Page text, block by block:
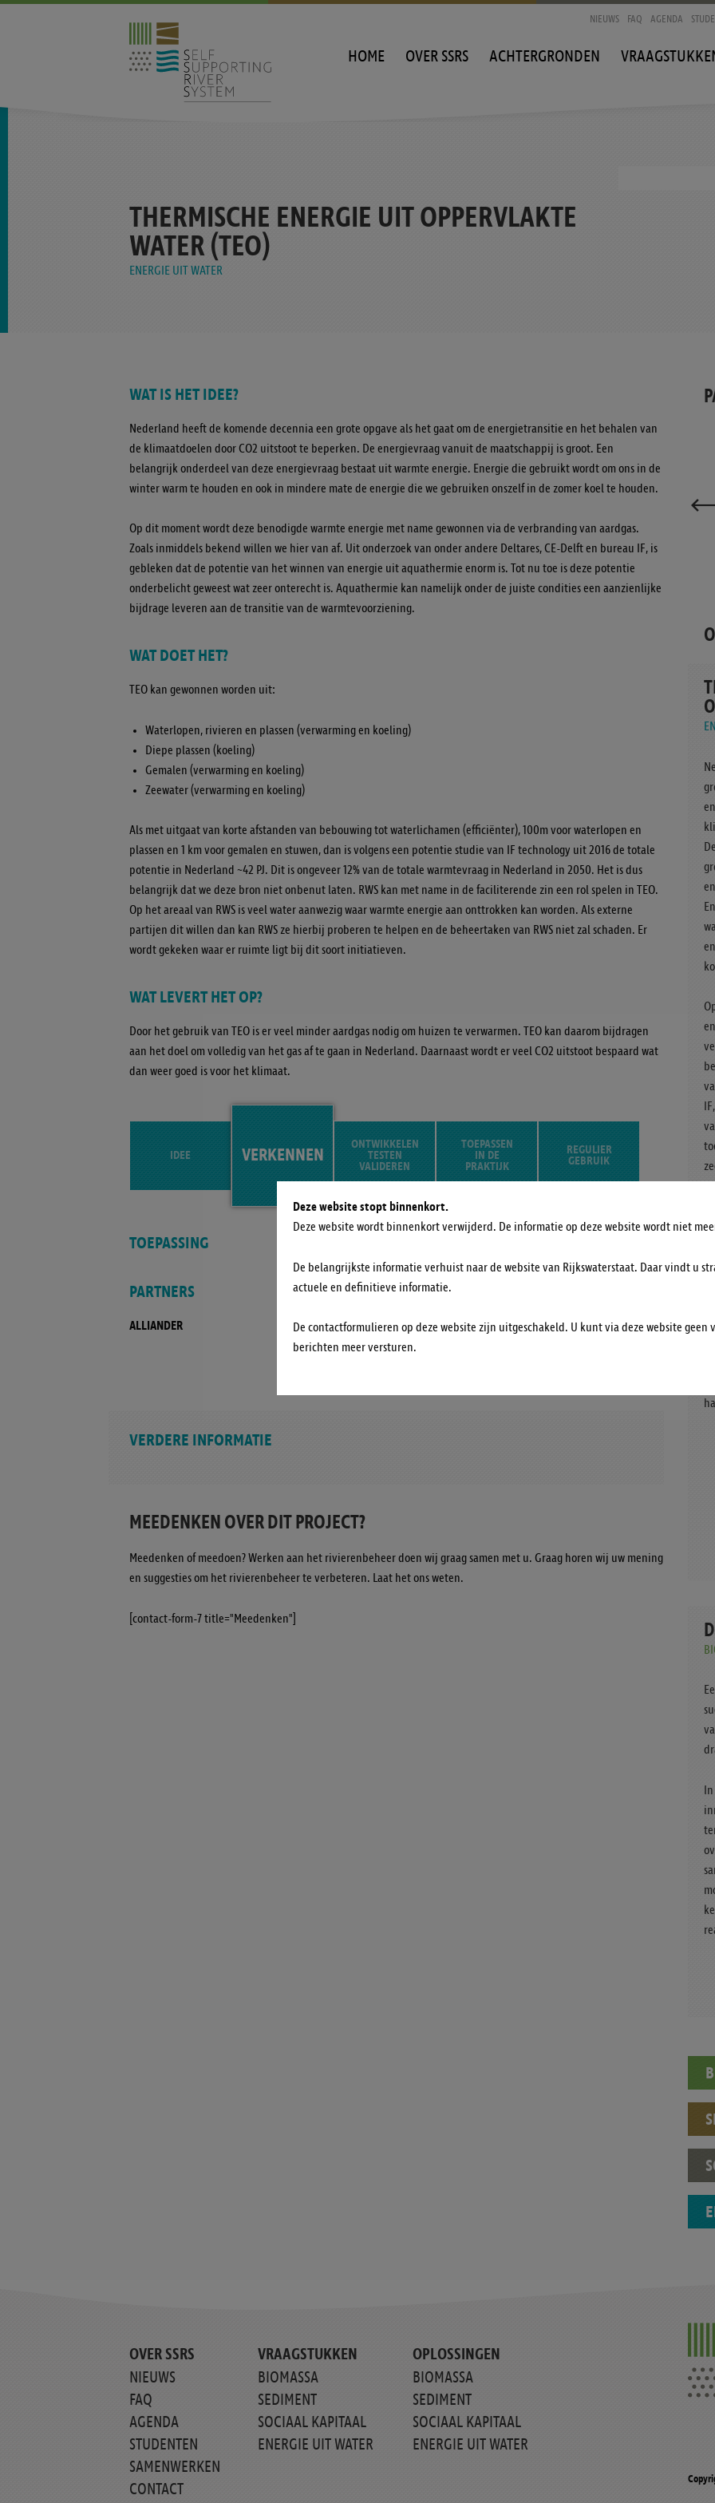
NIEUWS FAQ AGENDA
HOME OVER SSRS ACHTERGRONDEN
THERMISCHE ENERGIE UIT OPPERVLAKTE
WATER (TEO)
ENERGIE UIT WATER
WAT IS HET IDEE?
Nederland heeft de komende decennia een grote opgave als het gaat om de energietransitie en het behalen van
de klimaatdoelen door CO2 uitstoot te beperken. De energievraag vanuit de maatschappij is groot. Een
belangrijk onderdeel van deze energievraag bestaat uit warmte energie. Energie die gebruikt wordt om ons in de
winter warm te houden en ook in mindere mate de energie die we gebruiken onszelf in de zomer koel te houden.
Op dit moment wordt deze benodigde warmte energie met name gewonnen via de verbranding van aardgas.
Zoals inmiddels bekend willen we hier van af. Uit onderzoek van onder andere Deltares, CE-Delft en bureau IF, is
gebleken dat de potentie van het winnen van energie uit aquathermie enorm is. Tot nu toe is deze potentie
onderbelicht geweest wat zeer onterecht is. Aquathermie kan namelijk onder de juiste condities een aanzienlijke
bijdrage leveren aan de transitie van de warmtevoorziening.
WAT DOET HET?
TEO kan gewonnen worden uit:
Waterlopen, rivieren en plassen (verwarming en koeling)
Diepe plassen (koeling)
Gemalen (verwarming en koeling)
Zeewater (verwarming en koeling)
Als met uitgaat van korte afstanden van bebouwing tot waterlichamen (efficiënter), 100m voor waterlopen en
plassen en 1 km voor gemalen en stuwen, dan is volgens een potentie studie van IF technology uit 2016 de totale
potentie in Nederland ~42 PJ. Dit is ongeveer 12% van de totale warmtevraag in Nederland in 2050. Het is dus
belangrijk dat we deze bron niet onbenut laten. RWS kan met name in de faciliterende zin een rol spelen in TEO.
Op het areaal van RWS is veel water aanwezig waar warmte energie aan onttrokken kan worden. Als externe
partijen dit willen dan kan RWS ze hierbij proberen te helpen en de beheertaken van RWS niet zal schaden. Er
wordt gekeken waar er ruimte ligt bij dit soort initiatieven.
WAT LEVERT HET OP?
Door het gebruik van TEO is er veel minder aardgas nodig om huizen te verwarmen. TEO kan daarom bijdragen
aan het doel om volledig van het gas af te gaan in Nederland. Daarnaast wordt er veel CO2 uitstoot bespaard wat
dan weer goed is voor het klimaat.
IDEE VERKENNEN ONTWIKKELEN
TESTEN
VALIDEREN
TOEPASSEN
IN DE
PRAKTIJK
REGULIER
GEBRUIK
TOEPASSING
PARTNERS
ALLIANDER
Samen met Alliander verkent Rijkswaterstaat op dit
VERDERE INFORMATIE
MEEDENKEN OVER DIT PROJECT?
Meedenken of meedoen? Werken aan het rivierenbeheer doen wij graag samen met u. Graag horen wij uw mening
en suggesties om het rivierenbeheer te verbeteren. Laat het ons weten.
[contact-form-7 title="Meedenken"]
OVER SSRS
NIEUWS
FAQ
AGENDA
STUDENTEN
SAMENWERKEN
CONTACT
VRAAGSTUKKEN
BIOMASSA
SEDIMENT
SOCIAAL KAPITAAL
ENERGIE UIT WATER
OPLOSSINGEN
BIOMASSA
SEDIMENT
SOCIAAL KAPITAAL
ENERGIE UIT WATER
Deze website stopt binnenkort.
Deze website wordt binnenkort verwijderd. De informatie op deze website wordt niet
De belangrijkste informatie verhuist naar de website van Rijkswaterstaat. Daar vindt u
actuele en definitieve informatie.
De contactformulieren op deze website zijn uitgeschakeld. U kunt via deze website geen
berichten meer versturen.